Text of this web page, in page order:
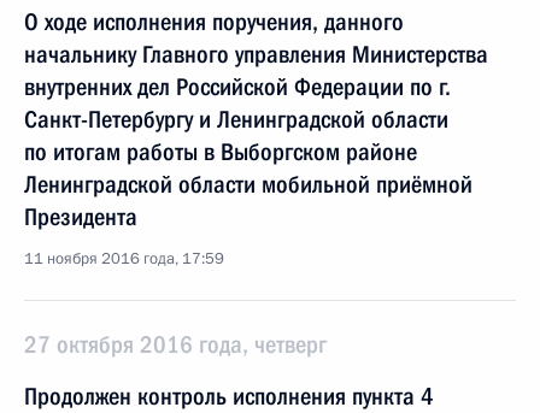
О ходе исполнения поручения, данного
начальнику Главного управления Министерства
внутренних дел Российской Федерации по г.
Санкт-Петербургу и Ленинградской области
по итогам работы в Выборгском районе
Ленинградской области мобильной приёмной
Президента
11 ноября 2016 года, 17:59
27 октября 2016 года, четверг
Продолжен контроль исполнения пункта 4